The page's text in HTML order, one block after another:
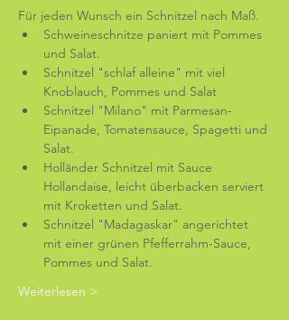
Für jeden Wunsch ein Schnitzel nach Maß.
Schweineschnitze paniert mit Pommes
und Salat.
Schnitzel "schlaf alleine" mit viel
Knoblauch, Pommes und Salat
Schnitzel "Milano" mit Parmesan-
Eipanade, Tomatensauce, Spagetti und
Salat.
Holländer Schnitzel mit Sauce
Hollandaise, leicht überbacken serviert
mit Kroketten und Salat.
Schnitzel "Madagaskar" angerichtet
mit einer grünen Pfefferrahm-Sauce,
Pommes und Salat.
Weiterlesen >